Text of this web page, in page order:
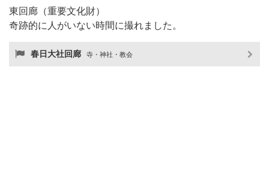
東回廊（重要文化財）
奇跡的に人がいない時間に撮れました。
春日大社回廊 寺・神社・教会